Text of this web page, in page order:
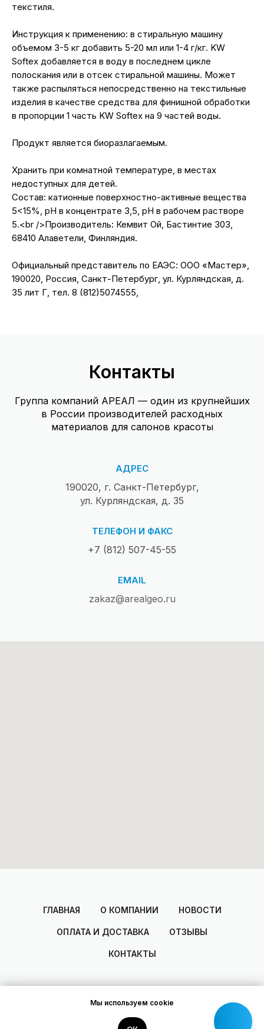
текстиля.
Инструкция к применению: в стиральную машину
объемом 3-5 кг добавить 5-20 мл или 1-4 г/кг. KW
Softex добавляется в воду в последнем цикле
полоскания или в отсек стиральной машины. Может
также распыляться непосредственно на текстильные
изделия в качестве средства для финишной обработки
в пропорции 1 часть KW Softex на 9 частей воды.
Продукт является биоразлагаемым.
Хранить при комнатной температуре, в местах
недоступных для детей.
Состав: катионные поверхностно-активные вещества
5<15%, рН в концентрате 3,5, рН в рабочем растворе
5.<br />Производитель: Кемвит Ой, Бастинтие 303,
68410 Алаветели, Финляндия.
Официальный представитель по ЕАЭС: ООО «Мастер»,
190020, Россия, Санкт-Петербург, ул. Курляндская, д.
35 лит Г, тел. 8 (812)5074555,
Контакты
Группа компаний АРЕАЛ — один из крупнейших
в России производителей расходных
материалов для салонов красоты
АДРЕС
190020, г. Санкт-Петербург,
ул. Курляндская, д. 35
ТЕЛЕФОН И ФАКС
+7 (812) 507-45-55
EMAIL
zakaz@arealgeo.ru
ГЛАВНАЯ О КОМПАНИИ НОВОСТИ
ОПЛАТА И ДОСТАВКА ОТЗЫВЫ
КОНТАКТЫ
2014-2025© Areal
Разработано Dmitry Zakharov
Мы используем cookie